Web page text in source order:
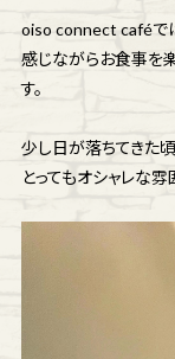
oiso connect caféで
感じながらお食事を
す。
少し日が落ちてきた
とってもオシャレな